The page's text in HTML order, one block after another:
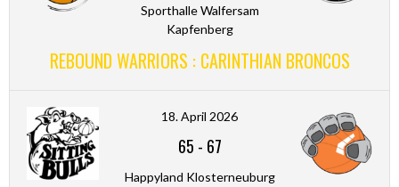
Sporthalle Walfersam
Kapfenberg
REBOUND WARRIORS : CARINTHIAN BRONCOS
18. April 2026
65 - 67
Happyland Klosterneuburg